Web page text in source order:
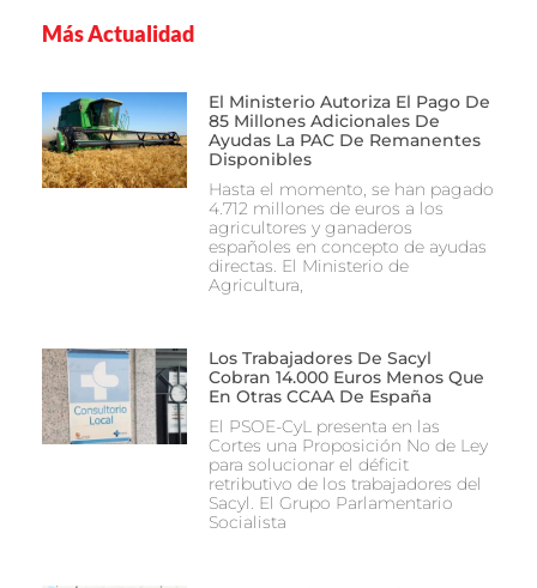
Más Actualidad
El Ministerio Autoriza El Pago De
85 Millones Adicionales De
Ayudas La PAC De Remanentes
Disponibles
Hasta el momento, se han pagado
4.712 millones de euros a los
agricultores y ganaderos
españoles en concepto de ayudas
directas. El Ministerio de
Agricultura,
Los Trabajadores De Sacyl
Cobran 14.000 Euros Menos Que
En Otras CCAA De España
El PSOE-CyL presenta en las
Cortes una Proposición No de Ley
para solucionar el déficit
retributivo de los trabajadores del
Sacyl. El Grupo Parlamentario
Socialista